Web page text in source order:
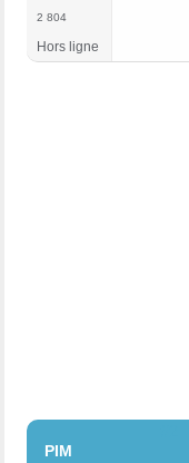
2 804
Hors ligne
PIM